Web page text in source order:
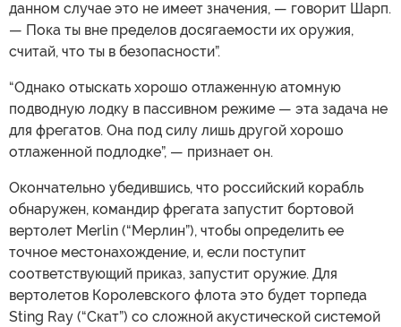
данном случае это не имеет значения, — говорит Шарп.
— Пока ты вне пределов досягаемости их оружия,
считай, что ты в безопасности”.
“Однако отыскать хорошо отлаженную атомную
подводную лодку в пассивном режиме — эта задача не
для фрегатов. Она под силу лишь другой хорошо
отлаженной подлодке”, — признает он.
Окончательно убедившись, что российский корабль
обнаружен, командир фрегата запустит бортовой
вертолет Merlin (“Мерлин”), чтобы определить ее
точное местонахождение, и, если поступит
соответствующий приказ, запустит оружие. Для
вертолетов Королевского флота это будет торпеда
Sting Ray (“Скат”) со сложной акустической системой